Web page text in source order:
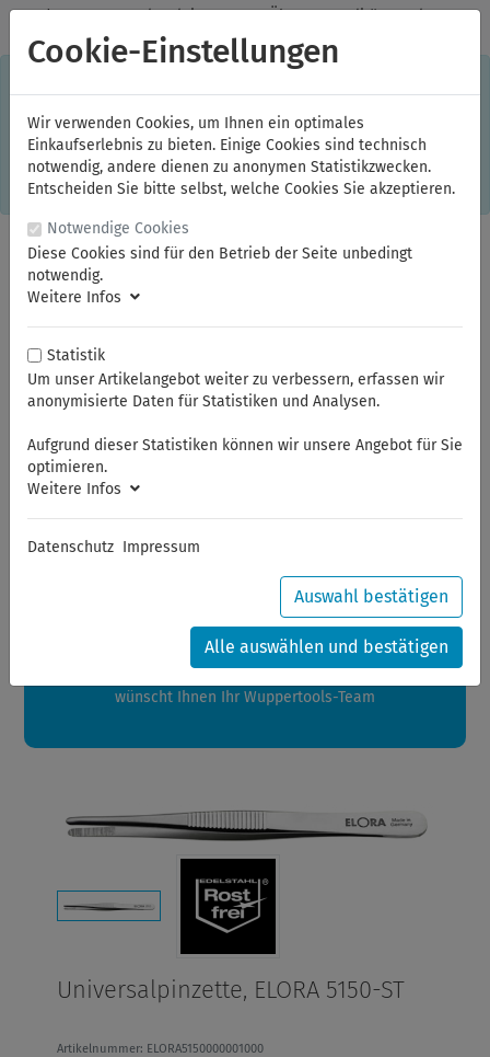
✓Jeden Monat starke Aktionen ✓Über 20 Qualitätsmarken ✓
Kostenlose Lieferung im Inland ab 150,00 Euro Bruttowarenwert
Einkaufserlebnis. Dabei werden beispielsweise die Session-
Informationen oder die Spracheinstellung auf Ihrem Rechner
gespeichert. Ohne Cookies ist der Funktionsumfang des
Online-Shops eingeschränkt. Sind Sie damit nicht
einverstanden, klicken Sie bitte hier.
Elektronik und Feinmechanik Pinzetten
Sommerferien
zwischen 28.07.2026 und 21.08.2026 machen auch wir
Ihre Bestellungen in diesem Zeitraum werden ab dem
24.08.2026 verschickt.
wünscht Ihnen Ihr Wuppertools-Team
Universalpinzette, ELORA 5150-ST
Artikelnummer: ELORA5150000001000
Cookie-Einstellungen
Wir verwenden Cookies, um Ihnen ein optimales
Einkaufserlebnis zu bieten. Einige Cookies sind technisch
notwendig, andere dienen zu anonymen Statistikzwecken.
Entscheiden Sie bitte selbst, welche Cookies Sie akzeptieren.
Notwendige Cookies
Diese Cookies sind für den Betrieb der Seite unbedingt
notwendig.
Weitere Infos
Statistik
Um unser Artikelangebot weiter zu verbessern, erfassen wir
anonymisierte Daten für Statistiken und Analysen.
Aufgrund dieser Statistiken können wir unsere Angebot für Sie
optimieren.
Weitere Infos
Datenschutz Impressum
Auswahl bestätigen
Alle auswählen und bestätigen